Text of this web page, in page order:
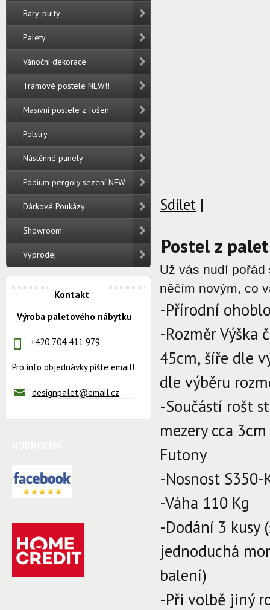
Sdílet |
Postel z
Už vás nudí
něčím novým, co
-Přírodní
-Rozměr Výška
45cm, šíře dle
dle výběru
-Součástí rošt
mezery cca
Futony
-Nosnost S350-
-Váha 110 Kg
-Dodání 3 kusy
jednoduchá
balení)
-Při volbě jiný
Bary-pulty
Palety
Vánoční dekorace
Trámové postele NEW!!
Masivní postele z fošen
Polstry
Nástěnné panely
Pódium pergoly sezení NEW
Dárkové Poukázy
Showroom
Výprodej
Kontakt
Výroba paletového nábytku
+420 704 411 979
Pro info objednávky pište email!
designpalet@email.cz